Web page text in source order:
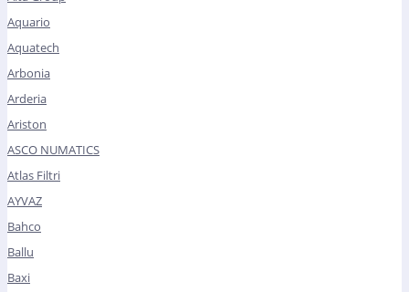
Aquario
Aquatech
Arbonia
Arderia
Ariston
ASCO NUMATICS
Atlas Filtri
AYVAZ
Bahco
Ballu
Baxi